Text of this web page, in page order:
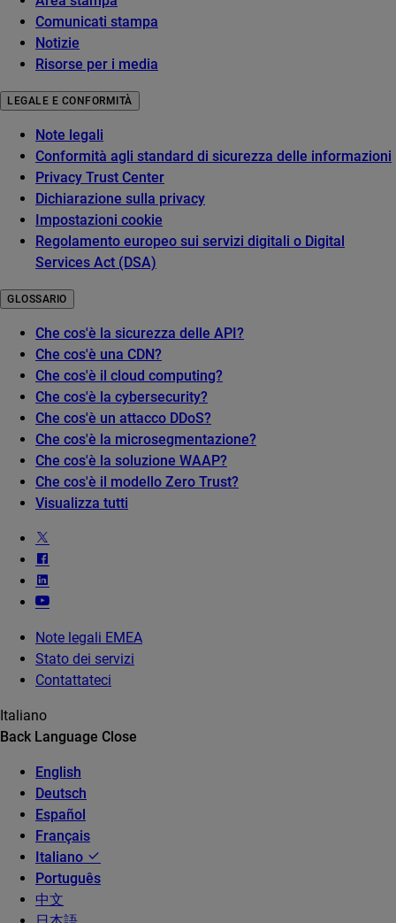
Comunicati stampa
Notizie
Risorse per i media
LEGALE E CONFORMITÀ
Note legali
Conformità agli standard di sicurezza delle informazioni
Privacy Trust Center
Dichiarazione sulla privacy
Impostazioni cookie
Regolamento europeo sui servizi digitali o Digital
Services Act (DSA)
GLOSSARIO
Che cos'è la sicurezza delle API?
Che cos'è una CDN?
Che cos'è il cloud computing?
Che cos'è la cybersecurity?
Che cos'è un attacco DDoS?
Che cos'è la microsegmentazione?
Che cos'è la soluzione WAAP?
Che cos'è il modello Zero Trust?
Visualizza tutti
Note legali EMEA
Stato dei servizi
Contattateci
Italiano
Back Language Close
English
Deutsch
Español
Français
Italiano
Português
中文